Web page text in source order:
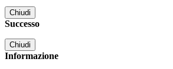
Chiudi
Successo
Chiudi
Informazione